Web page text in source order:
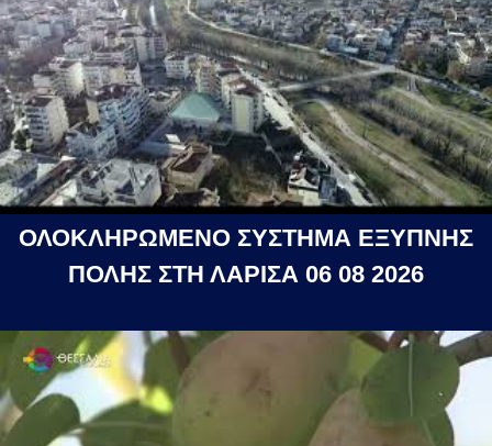
ΟΛΟΚΛΗΡΩΜΕΝΟ ΣΥΣΤΗΜΑ ΕΞΥΠΝΗΣ
ΠΟΛΗΣ ΣΤΗ ΛΑΡΙΣΑ 06 08 2026